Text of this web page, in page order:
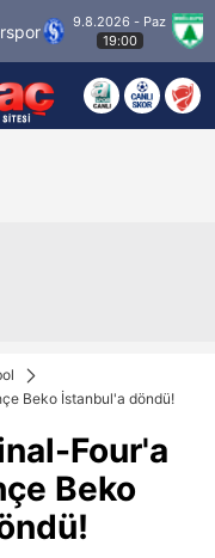
9.8.2026 - Paz
19:00
Beko İstanbul'a döndü!
Four'a
Beko